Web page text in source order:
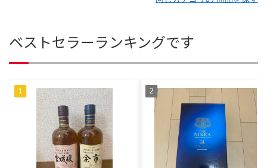
ベストセラーランキングです